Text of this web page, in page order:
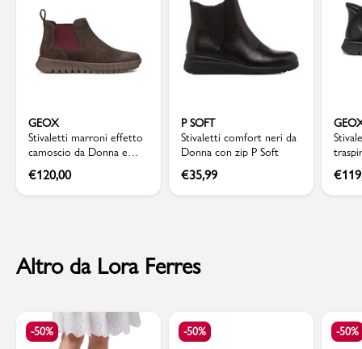
GEOX
Stivaletti marroni effetto
camoscio da Donna e
suola traspirante Geox
€120,00
P SOFT
Stivaletti comfort neri da
Donna con zip P Soft
€35,99 €
Altro da Lora Ferres
-50% -50% -50%